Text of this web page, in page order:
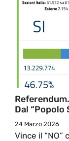
Dal “Popolo
24 Marzo 2026
Vince il “NO”